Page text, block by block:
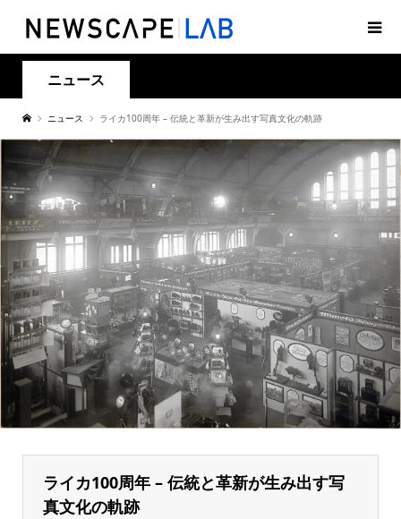
ニュース
ニュース ライカ100周年 – 伝統と革新が生み出す写真文化の軌跡
ライカ100周年 – 伝統と革新が生み出す写
真文化の軌跡